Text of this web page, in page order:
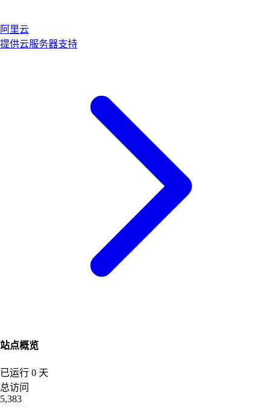
阿里云
提供云服务器支持
站点概览
已运行 0 天
总访问
5,383